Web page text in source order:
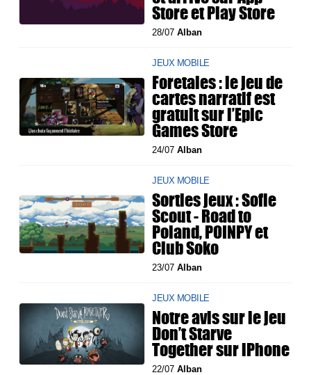
Store et Play Store
28/07Alban
JEUX MOBILE
Foretales : le jeu de
cartes narratif est
gratuit sur l’Epic
Games Store
24/07Alban
JEUX MOBILE
Sorties jeux : Sofie
Scout - Road to
Poland, POINPY et
Club Soko
23/07Alban
JEUX MOBILE
Notre avis sur le jeu
Don’t Starve
Together sur iPhone
22/07Alban